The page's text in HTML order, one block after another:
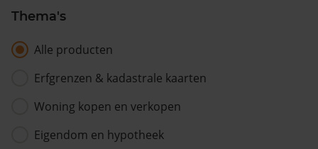
Thema's
Alle producten
Erfgrenzen & kadastrale kaarten
Woning kopen en verkopen
Eigendom en hypotheek